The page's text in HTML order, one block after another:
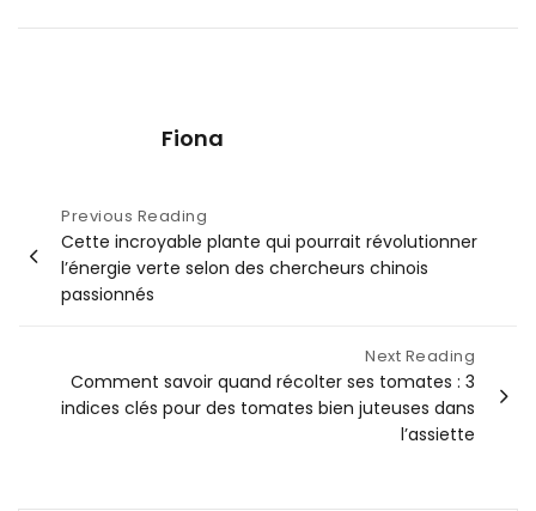
Fiona
Navigation
de
l’article
Previous Reading
Cette incroyable plante qui pourrait révolutionner
l’énergie verte selon des chercheurs chinois
passionnés
Next Reading
Comment savoir quand récolter ses tomates : 3
indices clés pour des tomates bien juteuses dans
l’assiette